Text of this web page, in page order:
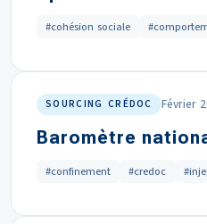
#cohésion sociale
SOURCING CRÉDOC Février
Baromètre
#confinement #credoc